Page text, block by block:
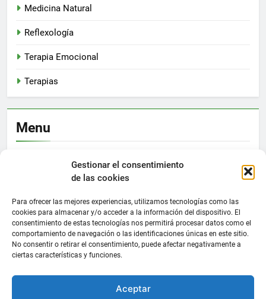
Gestionar el consentimiento
de las cookies
Para ofrecer las mejores experiencias, utilizamos tecnologías como las
cookies para almacenar y/o acceder a la información del dispositivo. El
consentimiento de estas tecnologías nos permitirá procesar datos como el
comportamiento de navegación o las identificaciones únicas en este sitio.
No consentir o retirar el consentimiento, puede afectar negativamente a
ciertas características y funciones.
Aceptar
Medicina Natural
Reflexología
Terapia Emocional
Terapias
Menu
Newsmatic - Tema de WordPress para Noticias 2026.
Funciona gracias aBlazeThemes